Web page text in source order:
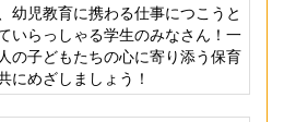
幼児教育に携わる仕事につこうと
いらっしゃる学生のみなさん！一
の子どもたちの心に寄り添う保育
にめざしましょう！